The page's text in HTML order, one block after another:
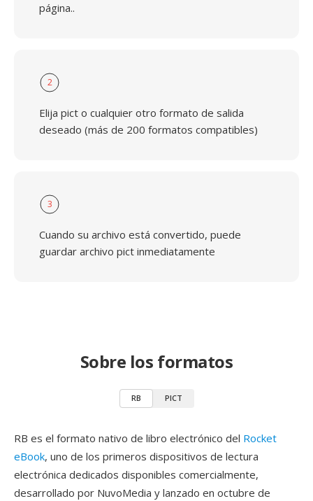
página..
2
Elija pict o cualquier otro formato de salida
deseado (más de 200 formatos compatibles)
3
Cuando su archivo está convertido, puede
guardar archivo pict inmediatamente
Sobre los formatos
RB PICT
RB es el formato nativo de libro electrónico del Rocket
eBook, uno de los primeros dispositivos de lectura
electrónica dedicados disponibles comercialmente,
desarrollado por NuvoMedia y lanzado en octubre de